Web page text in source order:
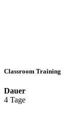
Classroom Training
Dauer
4 Tage